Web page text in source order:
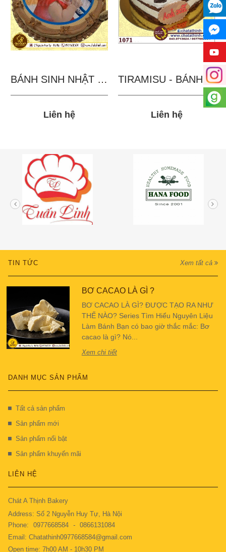
BÁNH SINH NHẬT IN...
Liên hệ
TIRAMISU - BÁNH TẶNG...
Liên hệ
TIN TỨC Xem tất cả
BƠ CACAO LÀ GÌ ?
BƠ CACAO LÀ GÌ? ĐƯỢC TẠO RA NHƯ
THẾ NÀO? Series Tìm Hiểu Nguyên Liệu
Làm Bánh Bạn có bao giờ thắc mắc: Bơ
cacao là gì? Nó...
Xem chi tiết
DANH MỤC SẢN PHẨM
Tất cả sản phẩm
Sản phẩm mới
Sản phẩm nổi bật
Sản phẩm khuyến mãi
LIÊN HỆ
Chát A Thịnh Bakery
Address: Số 2 Nguyễn Huy Tự, Hà Nội
Phone:
0977668584 -
0866131084
Email: Chatathinh0977668584@gmail.com
Open time: 7h00 AM - 10h30 PM